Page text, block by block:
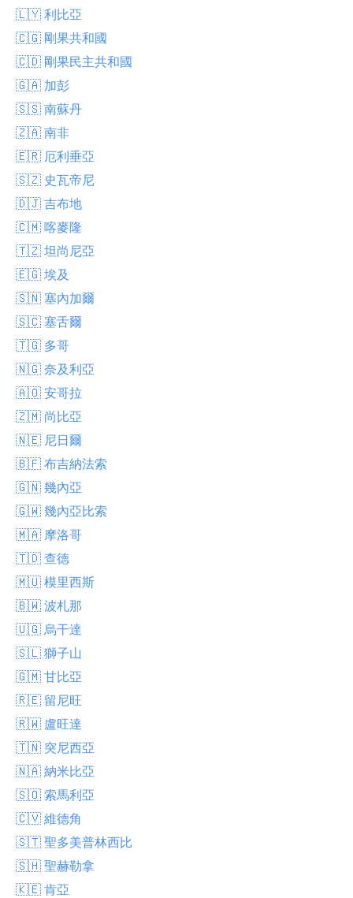
🇱🇾 利比亞
🇨🇬 剛果共和國
🇨🇩 剛果民主共和國
🇬🇦 加彭
🇸🇸 南蘇丹
🇿🇦 南非
🇪🇷 厄利垂亞
🇸🇿 史瓦帝尼
🇩🇯 吉布地
🇨🇲 喀麥隆
🇹🇿 坦尚尼亞
🇪🇬 埃及
🇸🇳 塞內加爾
🇸🇨 塞舌爾
🇹🇬 多哥
🇳🇬 奈及利亞
🇦🇴 安哥拉
🇿🇲 尚比亞
🇳🇪 尼日爾
🇧🇫 布吉納法索
🇬🇳 幾內亞
🇬🇼 幾內亞比索
🇲🇦 摩洛哥
🇹🇩 查德
🇲🇺 模里西斯
🇧🇼 波札那
🇺🇬 烏干達
🇸🇱 獅子山
🇬🇲 甘比亞
🇷🇪 留尼旺
🇷🇼 盧旺達
🇹🇳 突尼西亞
🇳🇦 納米比亞
🇸🇴 索馬利亞
🇨🇻 維德角
🇸🇹 聖多美普林西比
🇸🇭 聖赫勒拿
🇰🇪 肯亞